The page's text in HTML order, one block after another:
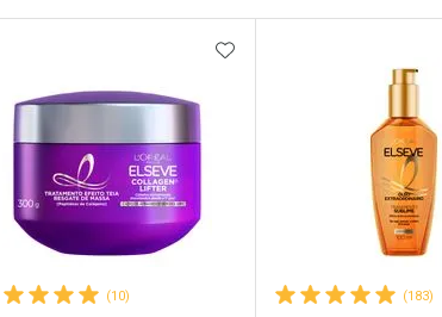
(10)
ADICIONAR AOS
(183)